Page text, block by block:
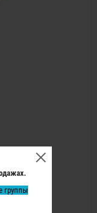
группы